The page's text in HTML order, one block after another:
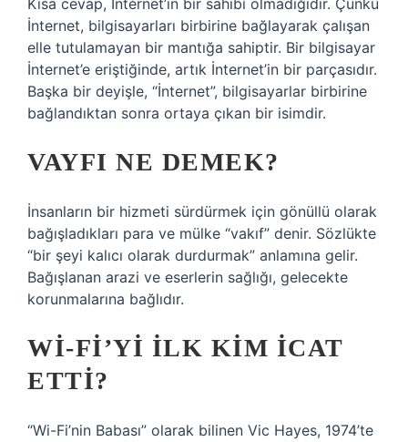
Kısa cevap, İnternet’in bir sahibi olmadığıdır. Çünkü
İnternet, bilgisayarları birbirine bağlayarak çalışan
elle tutulamayan bir mantığa sahiptir. Bir bilgisayar
İnternet’e eriştiğinde, artık İnternet’in bir parçasıdır.
Başka bir deyişle, “İnternet”, bilgisayarlar birbirine
bağlandıktan sonra ortaya çıkan bir isimdir.
VAYFI NE DEMEK?
İnsanların bir hizmeti sürdürmek için gönüllü olarak
bağışladıkları para ve mülke “vakıf” denir. Sözlükte
“bir şeyi kalıcı olarak durdurmak” anlamına gelir.
Bağışlanan arazi ve eserlerin sağlığı, gelecekte
korunmalarına bağlıdır.
WI-FI’YI ILK KIM ICAT
ETTI?
“Wi-Fi’nin Babası” olarak bilinen Vic Hayes, 1974’te